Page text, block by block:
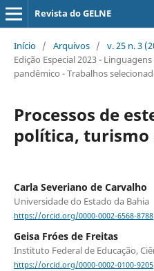
Revista do GELNE
Início / Arquivos / v. 25 n. 3
Edição Especial 2023 -
pandêmico - Trabalhos
Processos de
política, turismo
Carla Severiano de Carvalho
Universidade do Estado da Bahia
https://orcid.org/0000-0002-6568-8788
Geisa Fróes de Freitas
Instituto Federal de Educação,
https://orcid.org/0000-0002-0100-9205